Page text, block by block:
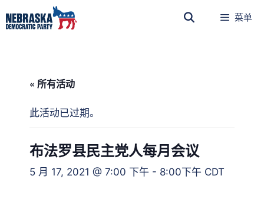
菜单
« 所有活动
此活动已过期。
布法罗县民主党人每月会议
5 月 17, 2021 @ 7:00 下午 - 8:00下午 CDT